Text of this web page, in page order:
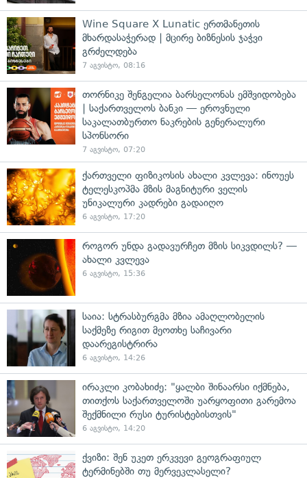
Wine Square X Lunatic ერთმანეთის
მხარდასაჭერად | მცირე ბიზნესის ჯაჭვი
გრძელდება
7 აგვისტო, 08:16
თორნიკე შენგელია ბარსელონას ემშვიდობება
| საქართველოს ბანკი — ეროვნული
საკალათბურთო ნაკრების გენერალური
სპონსორი
7 აგვისტო, 07:20
ქართველი ფიზიკოსის ახალი კვლევა: ინოუეს
ტელესკოპმა მზის მაგნიტური ველის
უნიკალური კადრები გადაიღო
6 აგვისტო, 17:20
როგორ უნდა გადავურჩეთ მზის სიკვდილს? —
ახალი კვლევა
6 აგვისტო, 15:36
საია: სტრასბურგმა მზია ამაღლობელის
საქმეზე რიგით მეოთხე საჩივარი
დაარეგისტრირა
6 აგვისტო, 14:26
ირაკლი კობახიძე: "ყალბი შინაარსი იქმნება,
თითქოს საქართველოში უარყოფითი გარემოა
შექმნილი რუსი ტურისტებისთვის"
6 აგვისტო, 14:20
ქვიზი: შენ უკეთ ერკვევი გეოგრაფიულ
ტერმინებში თუ მერვეკლასელი?